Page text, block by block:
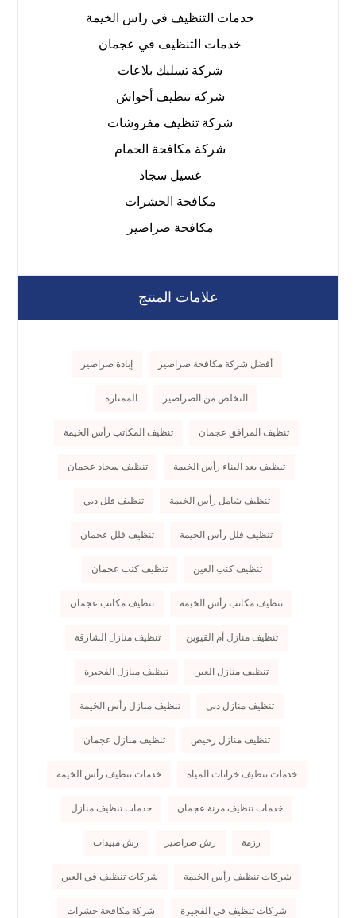
خدمات التنظيف في راس الخيمة
خدمات التنظيف في عجمان
شركة تسليك بلاعات
شركة تنظيف أحواش
شركة تنظيف مفروشات
شركة مكافحة الحمام
غسيل سجاد
مكافحة الحشرات
مكافحة صراصير
علامات المنتج
أفضل شركة مكافحة صراصير إبادة صراصير
التخلص من الصراصير الممتازة
تنظيف المرافق عجمان تنظيف المكاتب رأس الخيمة
تنظيف بعد البناء رأس الخيمة تنظيف سجاد عجمان
تنظيف شامل رأس الخيمة تنظيف فلل دبي
تنظيف فلل رأس الخيمة تنظيف فلل عجمان
تنظيف كنب العين تنظيف كنب عجمان
تنظيف مكاتب رأس الخيمة تنظيف مكاتب عجمان
تنظيف منازل أم القيوين تنظيف منازل الشارقة
تنظيف منازل العين تنظيف منازل الفجيرة
تنظيف منازل دبي تنظيف منازل رأس الخيمة
تنظيف منازل رخيص تنظيف منازل عجمان
خدمات تنظيف خزانات المياه خدمات تنظيف رأس الخيمة
خدمات تنظيف مرنة عجمان خدمات تنظيف منازل
رزمة رش صراصير رش مبيدات
شركات تنظيف رأس الخيمة شركات تنظيف في العين
شركات تنظيف في الفجيرة شركة مكافحة حشرات